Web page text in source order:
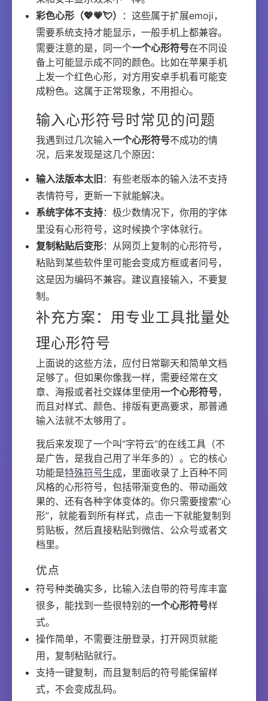
彩色心形（💖💗💘）
：这些属于扩展emoji，
需要系统支持才能显示，一般手机上都兼容。
需要注意的是，同一个一个心形符号在不同设
备上可能显示成不同的颜色。比如在苹果手机
上发一个红色心形，对方用安卓手机看可能变
成粉色。这属于正常现象，不用担心。
输入心形符号时常见的问题
我遇到过几次输入一个心形符号不成功的情
况，后来发现是这几个原因：
输入法版本太旧 ：有些老版本的输入法不支持
表情符号，更新一下就能解决。
系统字体不支持：极少数情况下，你用的字体
里没有心形符号，这时候换个字体就行。
复制粘贴后变形：从网页上复制的心形符号，
粘贴到某些软件里可能会变成方框或者问号，
这是因为编码不兼容。建议直接输入，不要复
制。
补充方案：用专业工具批量处
理心形符号
上面说的这些方法，应付日常聊天和简单文档
足够了。但如果你像我一样，需要经常在文
章、海报或者社交媒体里使用一个心形符号，
而且对样式、颜色、排版有更高要求，那普通
输入法就不太够用了。
我后来发现了一个叫“字符云”的在线工具（不
是广告，是我自己用了半年多的）。它的核心
功能是特殊符号生成，里面收录了上百种不同
风格的心形符号，包括带渐变色的、带动画效
果的、还有各种字体变体的。你只需要搜索“心
形”，就能看到所有样式，点击一下就能复制到
剪贴板，然后直接粘贴到微信、公众号或者文
档里。
优点
符号种类确实多，比输入法自带的符号库丰富
很多，能找到一些很特别的一个心形符号样
式。
操作简单，不需要注册登录，打开网页就能
用，复制粘贴就行。
支持一键复制，而且复制后的符号能保留样
式，不会变成乱码。